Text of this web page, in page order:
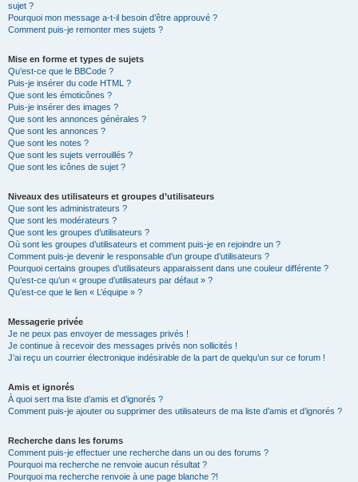
sujet ?
Pourquoi mon message a-t-il besoin d’être approuvé ?
Comment puis-je remonter mes sujets ?
Mise en forme et types de sujets
Qu’est-ce que le BBCode ?
Puis-je insérer du code HTML ?
Que sont les émoticônes ?
Puis-je insérer des images ?
Que sont les annonces générales ?
Que sont les annonces ?
Que sont les notes ?
Que sont les sujets verrouillés ?
Que sont les icônes de sujet ?
Niveaux des utilisateurs et groupes d’utilisateurs
Que sont les administrateurs ?
Que sont les modérateurs ?
Que sont les groupes d’utilisateurs ?
Où sont les groupes d’utilisateurs et comment puis-je en rejoindre un ?
Comment puis-je devenir le responsable d’un groupe d’utilisateurs ?
Pourquoi certains groupes d’utilisateurs apparaissent dans une couleur différente ?
Qu’est-ce qu’un « groupe d’utilisateurs par défaut » ?
Qu’est-ce que le lien « L’équipe » ?
Messagerie privée
Je ne peux pas envoyer de messages privés !
Je continue à recevoir des messages privés non sollicités !
J’ai reçu un courrier électronique indésirable de la part de quelqu’un sur ce forum !
Amis et ignorés
À quoi sert ma liste d’amis et d’ignorés ?
Comment puis-je ajouter ou supprimer des utilisateurs de ma liste d’amis et d’ignorés ?
Recherche dans les forums
Comment puis-je effectuer une recherche dans un ou des forums ?
Pourquoi ma recherche ne renvoie aucun résultat ?
Pourquoi ma recherche renvoie à une page blanche ?!